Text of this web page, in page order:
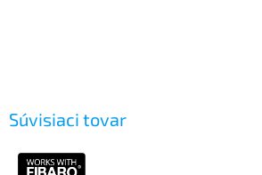
Súvisiaci tovar